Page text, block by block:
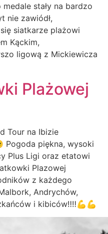
stały na bardzo
nie zawiódł,
siatkarze plażowi
Kąckim,
ligową z Mickiewicza
Plażowej
Tour na Ibizie
Pogoda piękna, wysoki
Plus Ligi oraz etatowi
Plazowej
z każdego
Andrychów,
i kibiców‼️‼️💪💪